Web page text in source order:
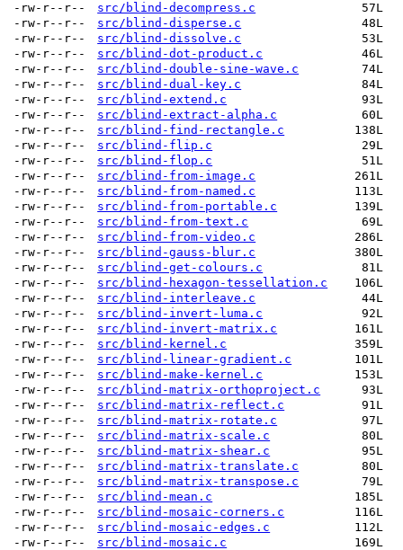
-rw-r--r--
src/blind-decompress.c
57L
-rw-r--r--
src/blind-disperse.c
48L
-rw-r--r--
src/blind-dissolve.c
53L
-rw-r--r--
src/blind-dot-product.c
46L
-rw-r--r--
src/blind-double-sine-wave.c
74L
-rw-r--r--
src/blind-dual-key.c
84L
-rw-r--r--
src/blind-extend.c
93L
-rw-r--r--
src/blind-extract-alpha.c
60L
-rw-r--r--
src/blind-find-rectangle.c
138L
-rw-r--r--
src/blind-flip.c
29L
-rw-r--r--
src/blind-flop.c
51L
-rw-r--r--
src/blind-from-image.c
261L
-rw-r--r--
src/blind-from-named.c
113L
-rw-r--r--
src/blind-from-portable.c
139L
-rw-r--r--
src/blind-from-text.c
69L
-rw-r--r--
src/blind-from-video.c
286L
-rw-r--r--
src/blind-gauss-blur.c
380L
-rw-r--r--
src/blind-get-colours.c
81L
-rw-r--r--
src/blind-hexagon-tessellation.c
106L
-rw-r--r--
src/blind-interleave.c
44L
-rw-r--r--
src/blind-invert-luma.c
92L
-rw-r--r--
src/blind-invert-matrix.c
161L
-rw-r--r--
src/blind-kernel.c
359L
-rw-r--r--
src/blind-linear-gradient.c
101L
-rw-r--r--
src/blind-make-kernel.c
153L
-rw-r--r--
src/blind-matrix-orthoproject.c
93L
-rw-r--r--
src/blind-matrix-reflect.c
91L
-rw-r--r--
src/blind-matrix-rotate.c
97L
-rw-r--r--
src/blind-matrix-scale.c
80L
-rw-r--r--
src/blind-matrix-shear.c
95L
-rw-r--r--
src/blind-matrix-translate.c
80L
-rw-r--r--
src/blind-matrix-transpose.c
79L
-rw-r--r--
src/blind-mean.c
185L
-rw-r--r--
src/blind-mosaic-corners.c
116L
-rw-r--r--
src/blind-mosaic-edges.c
112L
-rw-r--r--
src/blind-mosaic.c
169L